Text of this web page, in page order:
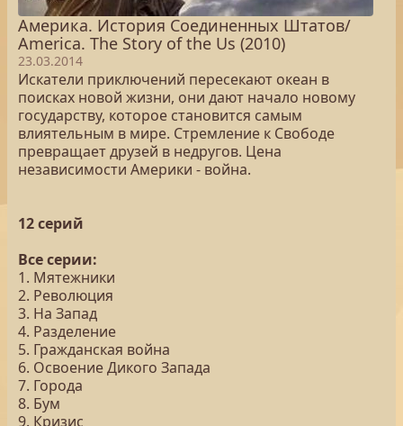
Америка. История Соединенных Штатов/
America. The Story of the Us (2010)
23.03.2014
Искатели приключений пересекают океан в
поисках новой жизни, они дают начало новому
государству, которое становится самым
влиятельным в мире. Стремление к Свободе
превращает друзей в недругов. Цена
независимости Америки - война.
12 серий
Все серии:
1. Мятежники
2. Революция
3. На Запад
4. Разделение
5. Гражданская война
6. Освоение Дикого Запада
7. Города
8. Бум
9. Кризис